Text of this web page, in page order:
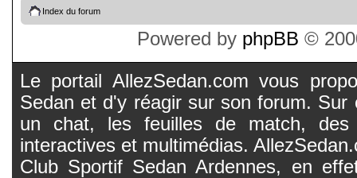
Index du forum
Powered by phpBB ©
Le portail AllezSedan.com vous
Sedan et d'y réagir sur son forum.
un chat, les feuilles de match, des
interactives et multimédias.
Club Sportif Sedan Ardennes, en